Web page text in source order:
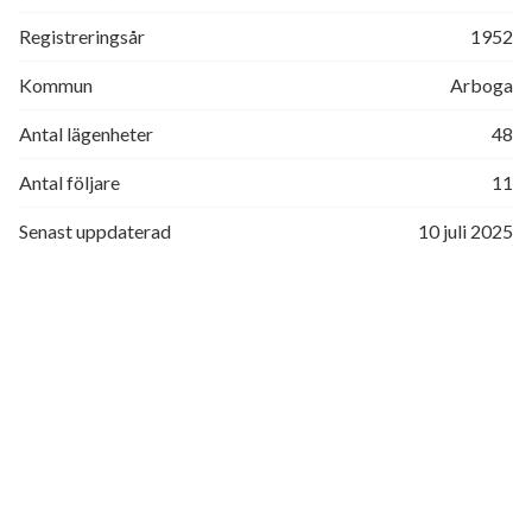
Registreringsår 1952
Kommun Arboga
Antal lägenheter 48
Antal följare 11
Senast uppdaterad 10 juli 2025